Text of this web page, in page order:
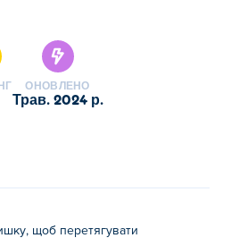
ОНОВЛЕНО
трав. 2024 р.
щоб перетягувати